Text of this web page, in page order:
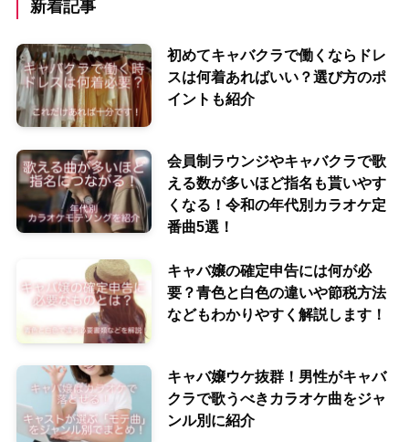
新着記事
初めてキャバクラで働くならドレ
スは何着あればいい？選び方のポ
イントも紹介
会員制ラウンジやキャバクラで歌
える数が多いほど指名も貰いやす
くなる！令和の年代別カラオケ定
番曲5選！
キャバ嬢の確定申告には何が必
要？青色と白色の違いや節税方法
などもわかりやすく解説します！
キャバ嬢ウケ抜群！男性がキャバ
クラで歌うべきカラオケ曲をジャ
ンル別に紹介